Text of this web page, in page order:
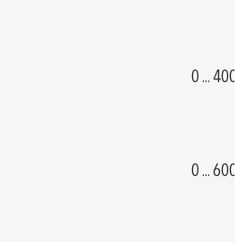
0 ... 400
0 ... 600